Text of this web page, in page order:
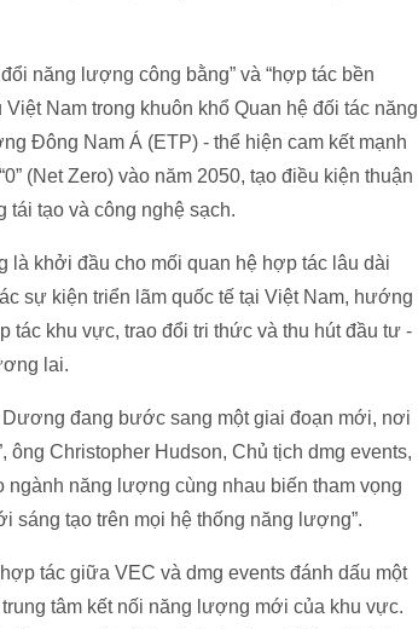
năng lượng công bằng” và “hợp tác bền
Nam trong khuôn khổ Quan hệ đối tác năng
Đông Nam Á (ETP) - thể hiện cam kết mạnh
(Net Zero) vào năm 2050, tạo điều kiện thuận
tạo và công nghệ sạch.
là khởi đầu cho mối quan hệ hợp tác lâu dài
sự kiện triển lãm quốc tế tại Việt Nam, hướng
tác khu vực, trao đổi tri thức và thu hút đầu tư -
lai.
đang bước sang một giai đoạn mới, nơi
ông Christopher Hudson, Chủ tịch dmg events,
ngành năng lượng cùng nhau biến tham vọng
sáng tạo trên mọi hệ thống năng lượng”.
tác giữa VEC và dmg events đánh dấu một
tâm kết nối năng lượng mới của khu vực.